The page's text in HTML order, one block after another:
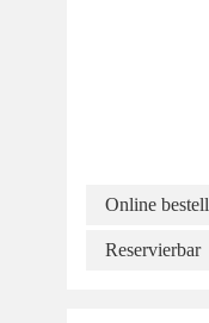
Online
Reservierbar